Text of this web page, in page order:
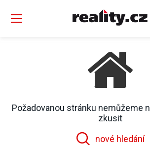
Požadovanou stránku nemůžeme
zkusit
nové hledání